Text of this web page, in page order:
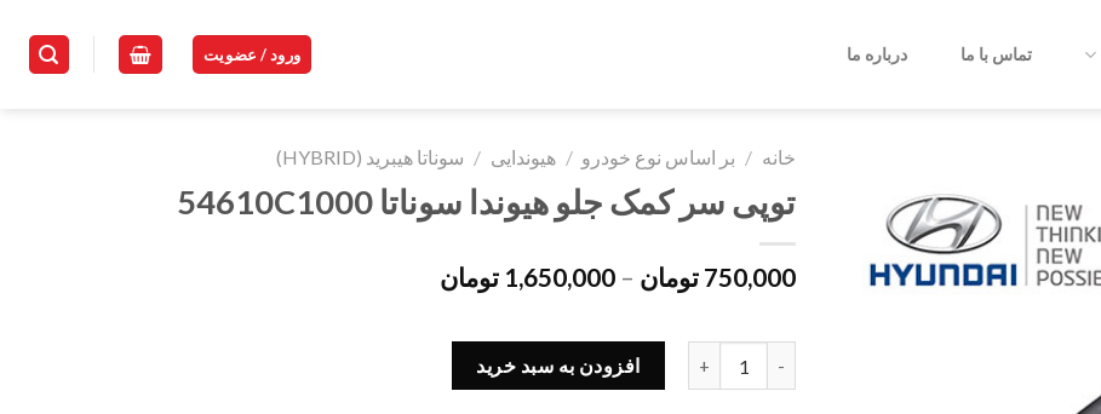
تماس با ما درباره ما ورود / عضویت
خانه / بر اساس نوع خودرو / هیوندایی / سوناتا هیبرید (HYBRID)
توپی سر کمک جلو هیوندا سوناتا 54610C1000
750,000 تومان –
1,650,000 تومان
توپی سر کمک جلو هیوندا سوناتا 54610C1000 عددافزودن به سبد خرید